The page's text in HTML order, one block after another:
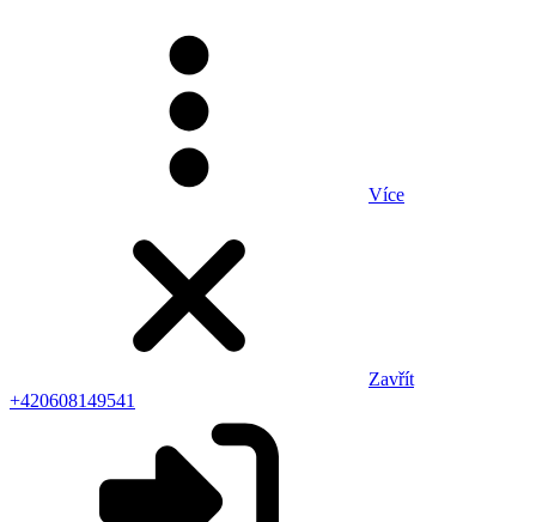
Více
Zavřít
+420608149541